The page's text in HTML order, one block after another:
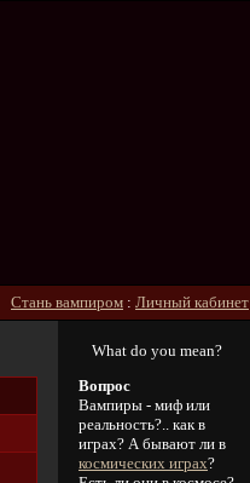
Стань вампиром : Личный кабинет
What do you mean?
Вопрос
Вампиры - миф или
реальность?.. как в
играх? А бывают ли в
космических играх?